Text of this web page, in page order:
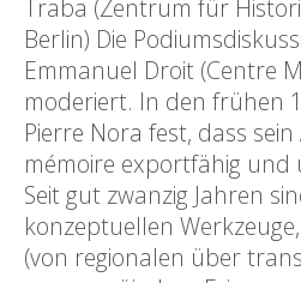
Traba (Zentrum für
Berlin) Die
Emmanuel Droit (Centre
moderiert. In den frühen
Pierre Nora fest, dass
mémoire exportfähig
Seit gut zwanzig Jahren
konzeptuellen
(von regionalen über